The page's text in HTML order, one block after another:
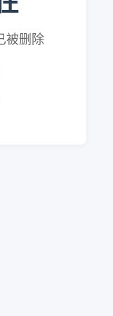
被删除